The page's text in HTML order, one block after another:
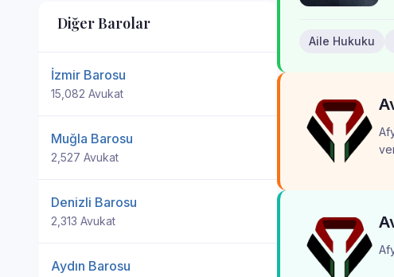
Diğer Barolar
İzmir Barosu
15,082 Avukat
Muğla Barosu
2,527 Avukat
Denizli Barosu
2,313 Avukat
Aydın Barosu
Aile Hukuku